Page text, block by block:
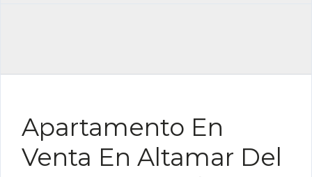
Apartamento En
Venta En Altamar Del